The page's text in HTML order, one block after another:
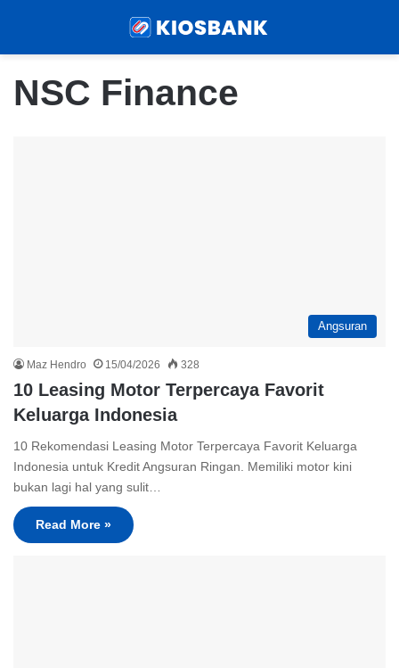
NSC Finance
Angsuran
Maz Hendro 15/04/2026 328
10 Leasing Motor Terpercaya Favorit
Keluarga Indonesia
10 Rekomendasi Leasing Motor Terpercaya Favorit Keluarga
Indonesia untuk Kredit Angsuran Ringan. Memiliki motor kini
bukan lagi hal yang sulit…
Read More »